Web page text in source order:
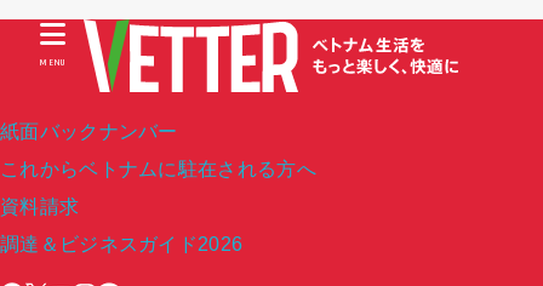
紙面バックナンバー
これからベトナムに駐在される方へ
資料請求
調達＆ビジネスガイド2026
MENU